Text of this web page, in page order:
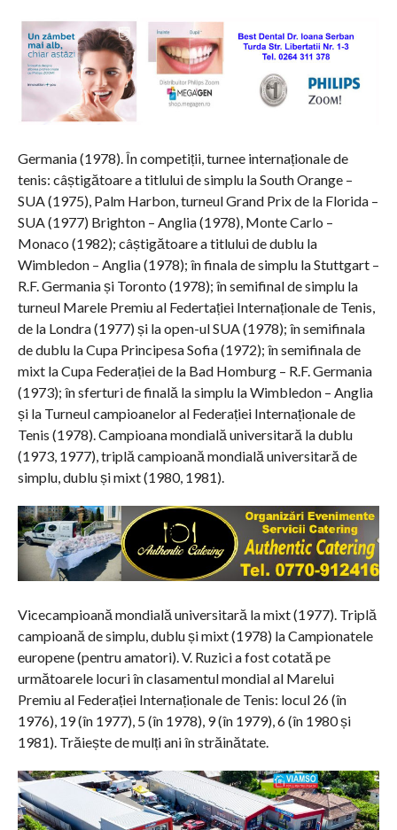
Germania (1978). În competiții, turnee internaționale de
tenis: câștigătoare a titlului de simplu la South Orange –
SUA (1975), Palm Harbon, turneul Grand Prix de la Florida –
SUA (1977) Brighton – Anglia (1978), Monte Carlo –
Monaco (1982); câștigătoare a titlului de dublu la
Wimbledon – Anglia (1978); în finala de simplu la Stuttgart –
R.F. Germania și Toronto (1978); în semifinal de simplu la
turneul Marele Premiu al Federtației Internaționale de Tenis,
de la Londra (1977) și la open-ul SUA (1978); în semifinala
de dublu la Cupa Principesa Sofia (1972); în semifinala de
mixt la Cupa Federației de la Bad Homburg – R.F. Germania
(1973); în sferturi de finală la simplu la Wimbledon – Anglia
și la Turneul campioanelor al Federației Internaționale de
Tenis (1978). Campioana mondială universitară la dublu
(1973, 1977), triplă campioană mondială universitară de
simplu, dublu și mixt (1980, 1981).
Vicecampioană mondială universitară la mixt (1977). Triplă
campioană de simplu, dublu și mixt (1978) la Campionatele
europene (pentru amatori). V. Ruzici a fost cotată pe
următoarele locuri în clasamentul mondial al Marelui
Premiu al Federației Internaționale de Tenis: locul 26 (în
1976), 19 (în 1977), 5 (în 1978), 9 (în 1979), 6 (în 1980 și
1981). Trăiește de mulți ani în străinătate.